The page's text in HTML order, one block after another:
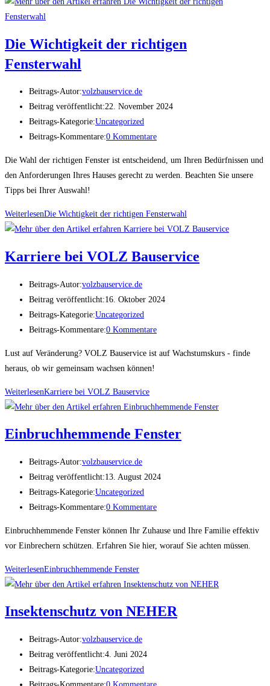
Die Wichtigkeit der richtigen
Fensterwahl
Beitrags-Autor:volzbauservice.de
Beitrag veröffentlicht:22. November 2024
Beitrags-Kategorie:Uncategorized
Beitrags-Kommentare:0 Kommentare
Die Wahl der richtigen Fenster ist entscheidend, um Ihren Bedürfnissen und
den Anforderungen Ihres Hauses gerecht zu werden. Beachten Sie unsere
Tipps bei Ihrer Auswahl!
WeiterlesenDie Wichtigkeit der richtigen Fensterwahl
Karriere bei VOLZ Bauservice
Beitrags-Autor:volzbauservice.de
Beitrag veröffentlicht:16. Oktober 2024
Beitrags-Kategorie:Uncategorized
Beitrags-Kommentare:0 Kommentare
Lust auf Veränderung? VOLZ Bauservice ist auf Wachstumskurs - finde
heraus, ob wir gemeinsam wachsen können!
WeiterlesenKarriere bei VOLZ Bauservice
Einbruchhemmende Fenster
Beitrags-Autor:volzbauservice.de
Beitrag veröffentlicht:13. August 2024
Beitrags-Kategorie:Uncategorized
Beitrags-Kommentare:0 Kommentare
Einbruchhemmende Fenster können Ihr Zuhause und Ihre Familie effektiv
vor Einbrechern schützen. Erfahren Sie hier, worauf Sie achten müssen.
WeiterlesenEinbruchhemmende Fenster
Insektenschutz von NEHER
Beitrags-Autor:volzbauservice.de
Beitrag veröffentlicht:4. Juni 2024
Beitrags-Kategorie:Uncategorized